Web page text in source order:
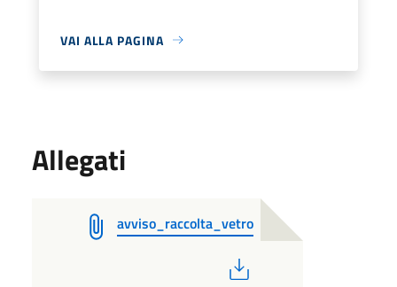
VAI ALLA PAGINA
Allegati
avviso_raccolta_vetro